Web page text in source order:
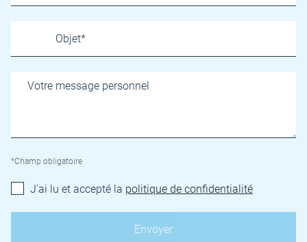
*Champ obligatoire
J'ai lu et accepté la politique de confidentialité